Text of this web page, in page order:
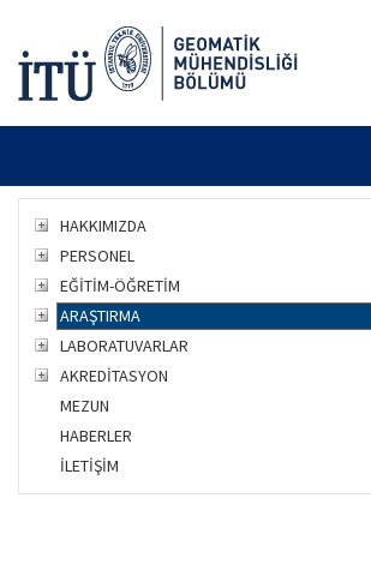
HAKKIMIZDA
PERSONEL
EĞİTİM-ÖĞRETİM
ARAŞTIRMA
LABORATUVARLAR
AKREDİTASYON
MEZUN
HABERLER
İLETİŞİM